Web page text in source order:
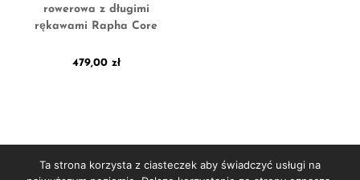
rowerowa z długimi
rękawami Rapha Core
479,00 zł
Ta strona korzysta z ciasteczek aby świadczyć usługi na